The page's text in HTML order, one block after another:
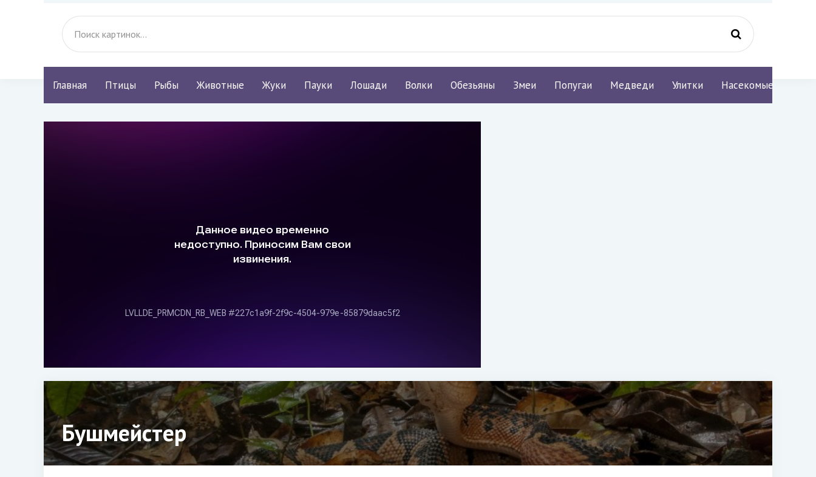
Главная Птицы Рыбы Животные Жуки Пауки Лошади Волки Обезьяны Змеи Попугаи Медведи Улитки Насекомые
Бушмейстер